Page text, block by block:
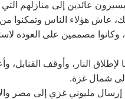
عائدين إلى منازلهم التي
هؤلاء الناس وتمكنوا من
وكانوا مصممين على العودة
النار، وأوقف القنابل،
شمال غزة.
مليوني غزي إلى مصر